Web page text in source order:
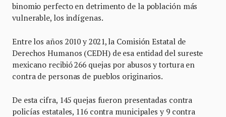
binomio perfecto en detrimento de la población más
vulnerable, los indígenas.
Entre los años 2010 y 2021, la Comisión Estatal de
Derechos Humanos (CEDH) de esa entidad del sureste
mexicano recibió 266 quejas por abusos y tortura en
contra de personas de pueblos originarios.
De esta cifra, 145 quejas fueron presentadas contra
policías estatales, 116 contra municipales y 9 contra